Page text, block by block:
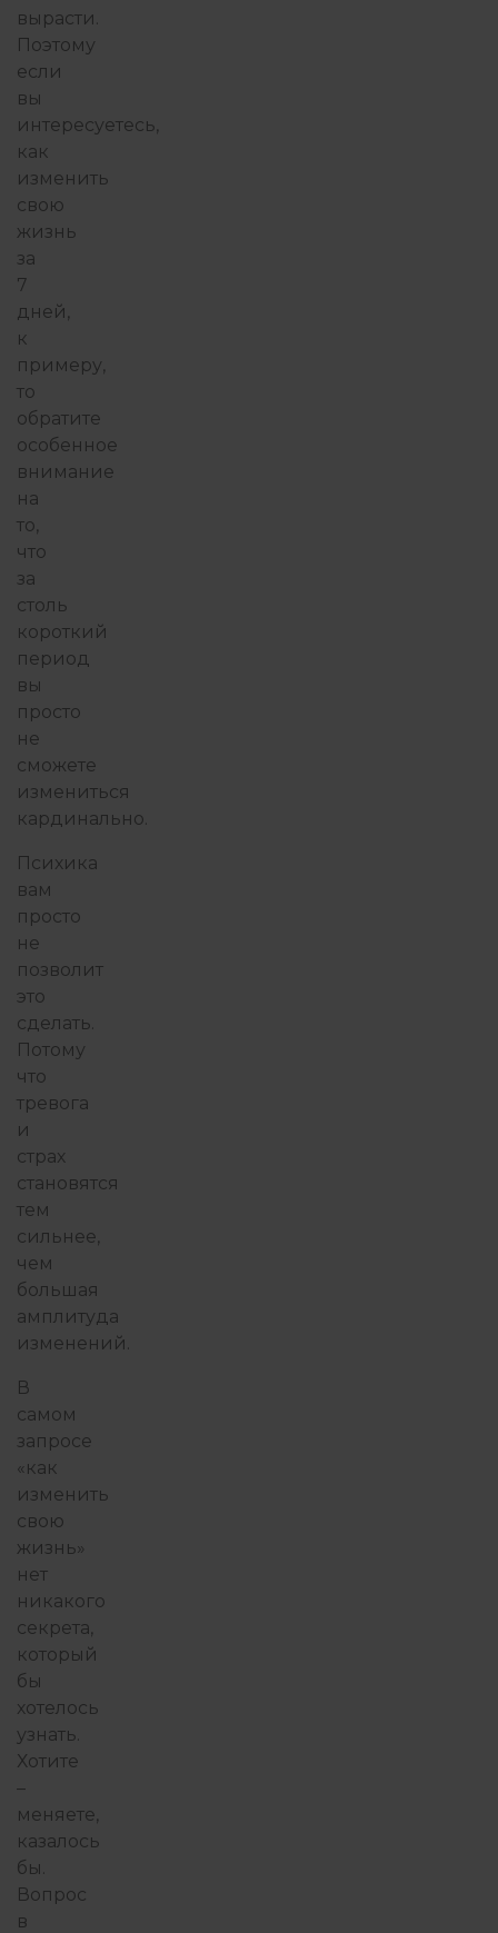
вырасти.
Поэтому
если
вы
интересуетесь,
как
изменить
свою
жизнь
за
7
дней,
к
примеру,
то
обратите
особенное
внимание
на
то,
что
за
столь
короткий
период
вы
просто
не
сможете
измениться
кардинально.
Психика
вам
просто
не
позволит
это
сделать.
Потому
что
тревога
и
страх
становятся
тем
сильнее,
чем
большая
амплитуда
изменений.
В
самом
запросе
«как
изменить
свою
жизнь»
нет
никакого
секрета,
который
бы
хотелось
узнать.
Хотите
–
меняете,
казалось
бы.
Вопрос
в